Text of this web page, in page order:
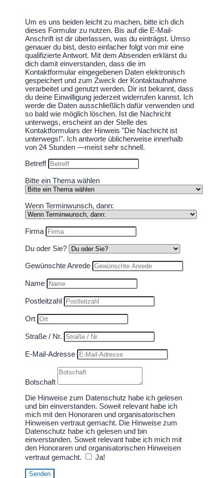
Um es uns beiden leicht zu machen, bitte ich dich
dieses Formular zu nutzen. Bis auf die E-Mail-
Anschrift ist dir überlassen, was du einträgst. Umso
genauer du bist, desto einfacher folgt von mir eine
qualifizierte Antwort. Mit dem Absenden erklärst du
dich damit einverstanden, dass die im
Kontaktformular eingegebenen Daten elektronisch
gespeichert und zum Zweck der Kontaktaufnahme
verarbeitet und genutzt werden. Dir ist bekannt, dass
du deine Einwilligung jederzeit widerrufen kannst. Ich
werde die Daten ausschließlich dafür verwenden und
so bald wie möglich löschen. Ist die Nachricht
unterwegs, erscheint an der Stelle des
Kontaktformulars der Hinweis "Die Nachricht ist
unterwegs!". Ich antworte üblicherweise innerhalb
von 24 Stunden —meist sehr schnell.
Betreff
Bitte ein Thema wählen
Wenn Terminwunsch, dann:
Firma
Du oder Sie?
Gewünschte Anrede
Name
Postleitzahl
Ort
Straße / Nr.
E-Mail-Adresse
Botschaft
Die Hinweise zum Datenschutz habe ich gelesen
und bin einverstanden. Soweit relevant habe ich
mich mit den Honoraren und organisatorischen
Hinweisen vertraut gemacht. Die Hinweise zum
Datenschutz habe ich gelesen und bin
einverstanden. Soweit relevant habe ich mich mit
den Honoraren und organisatorischen Hinweisen
vertraut gemacht.
Ja!
Senden